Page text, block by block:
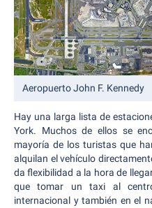
Aeropuerto John F. Kennedy
Hay una larga lista de
York. Muchos de ellos se
mayoría de los turistas que
alquilan el vehículo
da flexibilidad a la hora de
que tomar un taxi al
internacional y también en el